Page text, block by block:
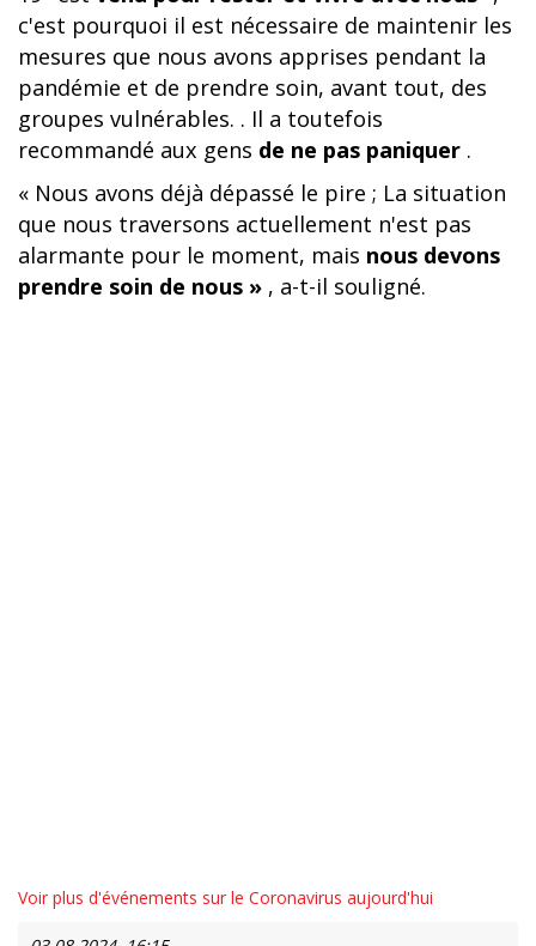
c'est pourquoi il est nécessaire de maintenir les
mesures que nous avons apprises pendant la
pandémie et de prendre soin, avant tout, des
groupes vulnérables. . Il a toutefois
recommandé aux gens de ne pas paniquer .
« Nous avons déjà dépassé le pire ; La situation
que nous traversons actuellement n'est pas
alarmante pour le moment, mais nous devons
prendre soin de nous » , a-t-il souligné.
Voir plus d'événements sur le Coronavirus aujourd'hui